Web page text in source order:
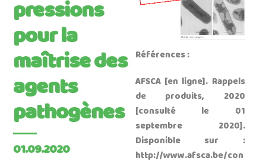
pressions
pour la
maîtrise des
agents
pathogènes
01.09.2020
Références :
AFSCA [en ligne]. Rappels
de produits, 2020
[consulté le 01
septembre 2020].
Disponible sur :
http://www.afsca.be/con